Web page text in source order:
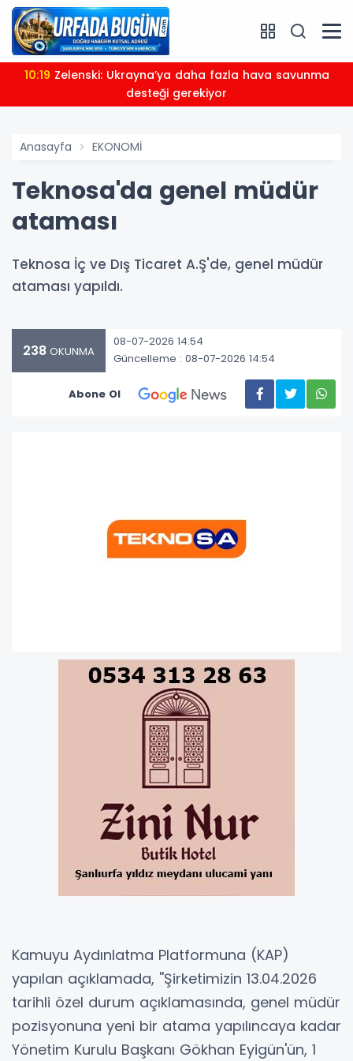
10:19
desteği gerekiyor
Anasayfa EKONOMİ
Teknosa'da genel müdür
ataması
Teknosa İç ve Dış Ticaret A.Ş'de, genel müdür
ataması yapıldı.
238 OKUNMA
08-07-2026 14:54
Güncelleme : 08-07-2026 14:54
Abone Ol
Kamuyu Aydınlatma Platformuna (KAP)
yapılan açıklamada, ''Şirketimizin 13.04.2026
tarihli özel durum açıklamasında, genel müdür
pozisyonuna yeni bir atama yapılıncaya kadar
Yönetim Kurulu Başkanı Gökhan Eyigün'ün, 1